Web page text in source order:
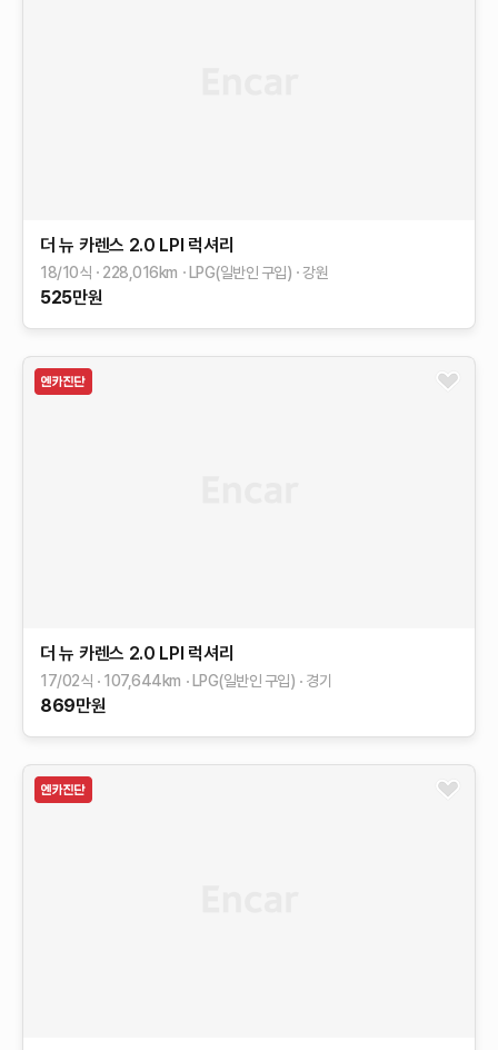
더 뉴 카렌스 2.0 LPI 럭셔리
18/10식 228,016km LPG(일반인 구입) 강원
525만원
더 뉴 카렌스 2.0 LPI 럭셔리
17/02식 107,644km LPG(일반인 구입) 경기
869만원